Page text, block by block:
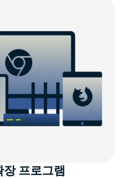
프로그램